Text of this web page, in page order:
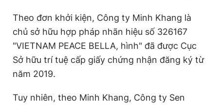
Theo đơn khởi kiện, Công ty Minh Khang là
chủ sở hữu hợp pháp nhãn hiệu số 326167
"VIETNAM PEACE BELLA, hình" đã được Cục
Sở hữu trí tuệ cấp giấy chứng nhận đăng ký từ
năm 2019.
Tuy nhiên, theo Minh Khang, Công ty Sen